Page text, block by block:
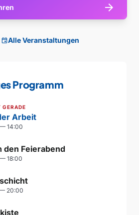
arrow_forward
eventAlle Veranstaltungen
Programm
GERADE
Arbeit
14:00
den Feierabend
18:00
20:00